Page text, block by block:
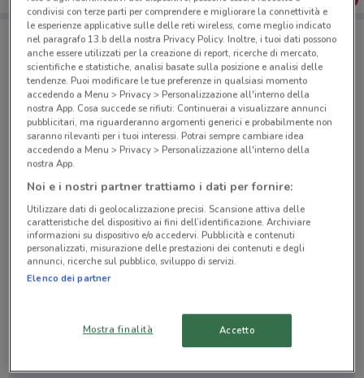
Negozi Roadside American BBQ a Milano
condivisi con terze parti per comprendere e migliorare la connettività e
le esperienze applicative sulle delle reti wireless, come meglio indicato
nel paragrafo 13.b della nostra Privacy Policy. Inoltre, i tuoi dati possono
anche essere utilizzati per la creazione di report, ricerche di mercato,
scientifiche e statistiche, analisi basate sulla posizione e analisi delle
tendenze. Puoi modificare le tue preferenze in qualsiasi momento
accedendo a Menu > Privacy > Personalizzazione all'interno della
nostra App. Cosa succede se rifiuti: Continuerai a visualizzare annunci
pubblicitari, ma riguarderanno argomenti generici e probabilmente non
saranno rilevanti per i tuoi interessi. Potrai sempre cambiare idea
accedendo a Menu > Privacy > Personalizzazione all'interno della
nostra App.
Noi e i nostri partner trattiamo i dati per fornire:
Utilizzare dati di geolocalizzazione precisi. Scansione attiva delle
caratteristiche del dispositivo ai fini dell’identificazione. Archiviare
informazioni su dispositivo e/o accedervi. Pubblicità e contenuti
personalizzati, misurazione delle prestazioni dei contenuti e degli
annunci, ricerche sul pubblico, sviluppo di servizi.
Elenco dei partner
Mostra finalità Accetto